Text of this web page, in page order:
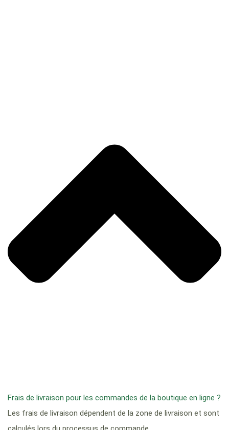
Frais de livraison pour les commandes de la boutique en ligne ?
Les frais de livraison dépendent de la zone de livraison et sont